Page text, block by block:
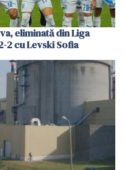
eliminată din Liga
2 cu Levski Sofia